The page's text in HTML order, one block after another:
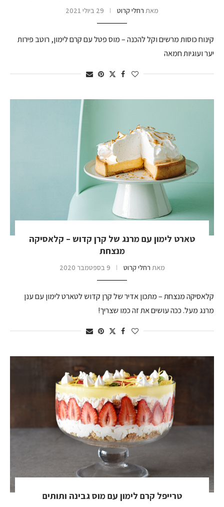
מאת רחלי קרוט 29 ביולי 2021
קינוח כוסות מרשים וקל להכנה – מוס פטל עם קרם לימון, רוטב פירות
יער ועוגיות חמאה
טארט לימון עם מרנג של קרן קדוש – קלאסיקה
מנצחת
מאת רחלי קרוט 9 בספטמבר 2020
קלאסיקה מנצחת – מתכון אדיר של קרן קדוש לטארט לימון עם ענן
מרנג מעל. ככה עושים את זה כמו שצריך!
טרייפל קרם לימון עם מוס גבינה ותותים